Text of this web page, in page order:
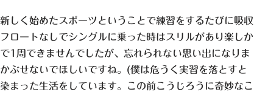
しく始めたスポーツということで練習をするたびに吸収
ロートなしでシングルに乗った時はスリルがあり楽しか
1周できませんでしたが、忘れられない思い出になりま
ぶせないでほしいですね。(僕は危うく実習を落とすと
まった生活をしています。この前こうじろうに奇妙なこ